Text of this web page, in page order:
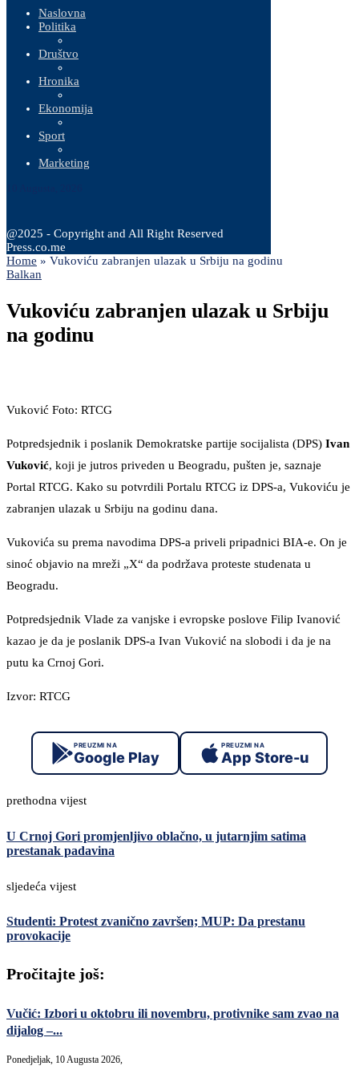
Naslovna
Politika
Društvo
Hronika
Ekonomija
Sport
Marketing
@2025 - Copyright and All Right Reserved
Press.co.me
Home » Vukoviću zabranjen ulazak u Srbiju na godinu
Balkan
Vukoviću zabranjen ulazak u Srbiju
na godinu
Vuković Foto: RTCG
Potpredsjednik i poslanik Demokratske partije socijalista (DPS) Ivan
Vuković, koji je jutros priveden u Beogradu, pušten je, saznaje
Portal RTCG. Kako su potvrdili Portalu RTCG iz DPS-a, Vukoviću je
zabranjen ulazak u Srbiju na godinu dana.
Vukovića su prema navodima DPS-a priveli pripadnici BIA-e. On je
sinoć objavio na mreži „X“ da podržava proteste studenata u
Beogradu.
Potpredsjednik Vlade za vanjske i evropske poslove Filip Ivanović
kazao je da je poslanik DPS-a Ivan Vuković na slobodi i da je na
putu ka Crnoj Gori.
Izvor: RTCG
PREUZMI NA
Google Play
PREUZMI NA
App Store-u
prethodna vijest
U Crnoj Gori promjenljivo oblačno, u jutarnjim satima
prestanak padavina
sljedeća vijest
Studenti: Protest zvanično završen; MUP: Da prestanu
provokacije
Pročitajte još:
Vučić: Izbori u oktobru ili novembru, protivnike sam zvao na
dijalog –...
Ponedjeljak, 10 Augusta 2026,